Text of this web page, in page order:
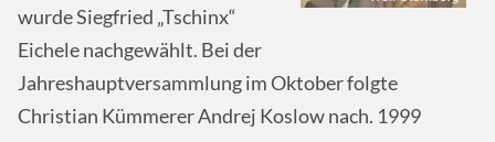
wurde Siegfried „Tschinx“
Eichele nachgewählt. Bei der
Jahreshauptversammlung im Oktober folgte
Christian Kümmerer Andrej Koslow nach. 1999